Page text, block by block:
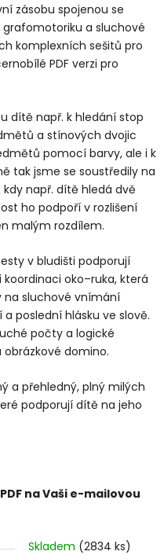
zásobu spojenou se
a sluchové
komplexních sešitů pro
PDF verzi pro
dítě např. k hledání stop
a stínových dvojic
pomocí barvy, ale i k
tak jsme se soustředily na
např. dítě hledá dvě
ho podpoří v rozlišení
malým rozdílem.
v bludišti podporují
oko–ruka, která
na sluchové vnímání
poslední hlásku ve slově.
počty a logické
domino.
a přehledný, plný milých
podporují dítě na jeho
na Vaši e-mailovou
Skladem (2834 ks)